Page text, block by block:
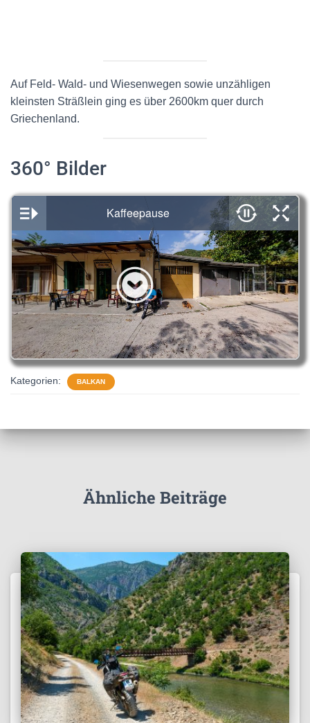
Auf Feld- Wald- und Wiesenwegen sowie unzähligen
kleinsten Sträßlein ging es über 2600km quer durch
Griechenland.
360° Bilder
Kategorien: BALKAN
Ähnliche Beiträge